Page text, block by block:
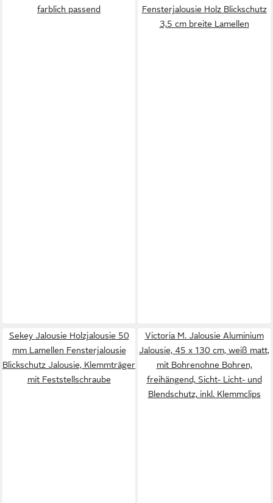
farblich passend
Fensterjalousie Holz Blickschutz
3,5 cm breite Lamellen
Sekey Jalousie Holzjalousie 50
mm Lamellen Fensterjalousie
Blickschutz Jalousie, Klemmträger
mit Feststellschraube
Victoria M. Jalousie Aluminium
Jalousie, 45 x 130 cm, weiß matt,
mit Bohrenohne Bohren,
freihängend, Sicht- Licht- und
Blendschutz, inkl. Klemmclips